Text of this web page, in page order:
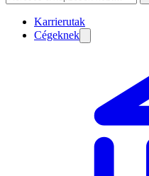
Karrierutak
Cégeknek